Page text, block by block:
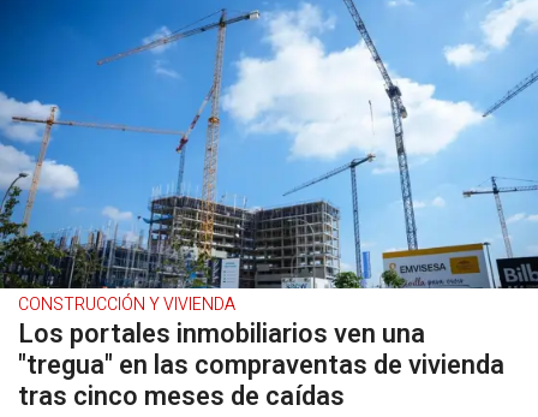
CONSTRUCCIÓN Y VIVIENDA
Los portales inmobiliarios ven una
"tregua" en las compraventas de vivienda
tras cinco meses de caídas